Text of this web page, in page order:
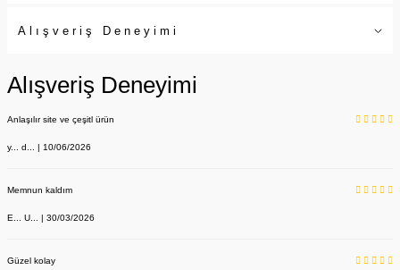
Alışveriş Deneyimi
Alışveriş Deneyimi
Anlaşılır site ve çeşitl ürün
y... d... | 10/06/2026
Memnun kaldım
E... U... | 30/03/2026
Güzel kolay